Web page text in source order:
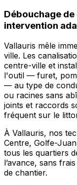
Débouchage
intervention
Vallauris mêle
ville. Les
centre-ville et
l'outil — furet,
— au type de
ou racines sans
joints et raccords
fréquent sur le
À Vallauris, nos
Centre, Golfe-
tous les quartiers
l’avance, sans
de chantier.